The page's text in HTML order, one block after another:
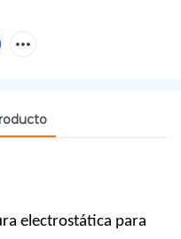
electrostática para